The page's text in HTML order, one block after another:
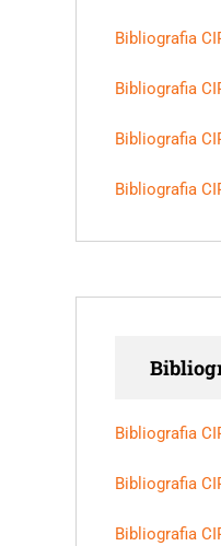
Bibliografia
Bibliografia
Bibliografia
Bibliografia
Bibliografia
Bibliografia
Bibliografia